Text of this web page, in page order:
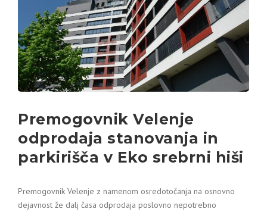
Premogovnik Velenje
odprodaja stanovanja in
parkirišča v Eko srebrni hiši
Premogovnik Velenje z namenom osredotočanja na osnovno
dejavnost že dalj časa odprodaja poslovno nepotrebno